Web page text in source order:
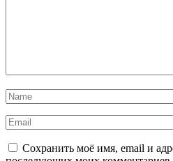
Сохранить моё имя, email и